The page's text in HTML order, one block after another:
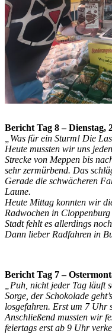
Bericht Tag 8 – Dienstag,
„Was für ein Sturm! Die
Heute mussten wir uns
Strecke von Meppen bis
sehr zermürbend. Das
Gerade die schwächeren
Laune.
Heute Mittag konnten wir
Radwochen in
Stadt fehlt es allerdings
Dann lieber Radfahren in
Bericht Tag 7 –
„Puh, nicht jeder Tag läuft
Sorge, der Schokolade
losgefahren. Erst um 7 Uhr
Anschließend mussten wir
feiertags erst ab 9 Uhr